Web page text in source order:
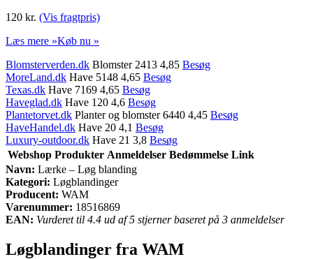
120 kr. (Vis fragtpris)
Læs mere »Køb nu »
Blomsterverden.dk Blomster 2413 4,85 Besøg
MoreLand.dk Have 5148 4,65 Besøg
Texas.dk Have 7169 4,65 Besøg
Haveglad.dk Have 120 4,6 Besøg
Plantetorvet.dk Planter og blomster 6440 4,45 Besøg
HaveHandel.dk Have 20 4,1 Besøg
Luxury-outdoor.dk Have 21 3,8 Besøg
Webshop Produkter Anmeldelser Bedømmelse Link
Navn: Lærke – Løg blanding
Kategori: Løgblandinger
Producent: WAM
Varenummer: 18516869
EAN: Vurderet til 4.4 ud af 5 stjerner baseret på 3 anmeldelser
Løgblandinger fra WAM